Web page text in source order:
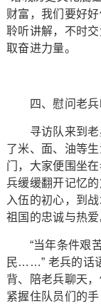
财富，我们要好
聆听讲解，不时
取奋进力量。
四、慰问老兵
寻访队来到老
了米、面、油等
门，大家便围坐
兵缓缓翻开记忆
入伍的初心，到
祖国的忠诚与热爱
“当年条件艰苦
民……” 老兵的话
背、陪老兵聊天
紧握住队员们的